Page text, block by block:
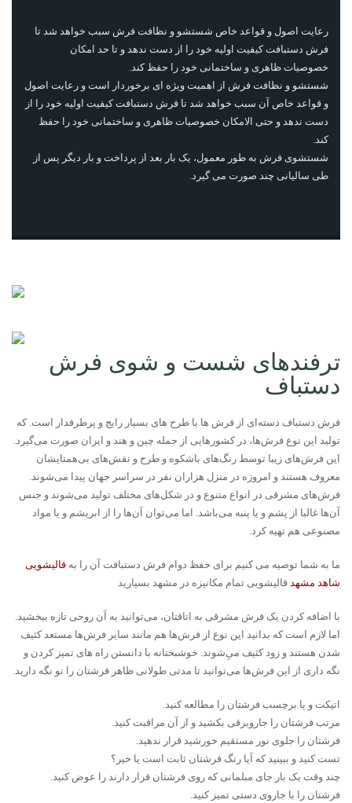
رعایت اصول و قواعد خاص شستشو و نظافت فرش سبب خواهد شد تا
فرش دستبافت کیفیت اولیه خود را از دست ندهد و تا حد امکان
خصوصیات ظاهری و ساختمانی خود را حفظ کند.
شستشو و نظافت فرش از اهمیت ویژه ای برخوردار است و رعایت اصول
و قواعد خاص آن سبب خواهد شد تا فرش دستبافت کیفیت اولیه خود را از
دست ندهد و حتی الامکان خصوصیات ظاهری و ساختمانی خود را حفظ
کند.
شستشوی فرش به طور معمول، یک بار بعد از پرداخت و بار دیگر پس از
طی سالیانی چند صورت می گیرد.
ترفندهای شست و شوی فرش
دستباف
فرش دستباف دسته‌ای از فرش ها با طرح های بسیار رایج و پر‌طرفدار است. که
تولید این نوع فرش‌ها، در کشورهایی از جمله چین و هند و ایران صورت می‌گیرد.
این فرش‌های زیبا توسط رنگ‌های باشکوه و طرح و نقش‌های بی‌همتایشان
معروف هستند و امروزه در منزل هزاران نفر در سراسر جهان پیدا می‌شوند.
فرش‌های مشرقی در انواع متنوع و در شکل‌های مختلف تولید می‌شوند و جنس
آن‌ها غالبا از پشم و یا پنبه می‌باشد. اما می‌توان آن‌ها را از ابریشم و یا مواد
مصنوعی هم تهیه کرد.
ما به شما توصیه می کنیم برای حفظ دوام فرش دستبافت آن را به قالیشویی
شاهد مشهد قالیشویی تمام مکانیزه در مشهد بسپارید
با اضافه کردن یک فرش مشرقی به اتاقتان، می‌توانید به آن روحی تازه ببخشید.
اما لازم است که بدانید این نوع از فرش‌ها هم مانند سایر فرش‌ها مستعد کثیف
شدن هستند و زود کثیف میِ‌شوند. خوشبختانه با دانستن راه های تمیز کردن و
نگه داری از این فرش‌ها می‌توانید تا مدتی طولانی ظاهر فرشتان را نو نگه دارید.
اتیکت و یا برچسب فرشتان را مطالعه کنید.
مرتب فرشتان را جاروبرقی بکشید و از آن مراقبت کنید.
فرشتان را جلوی نور مستقیم خورشید قرار ندهید.
تست کنید و ببینید که آیا رنگ فرشتان ثابت است یا خیر؟
چند وقت یک بار جای مبلمانی که روی فرشتان قرار دارند را عوض کنید.
فرشتان را با جاروی دستی تمیز کنید.